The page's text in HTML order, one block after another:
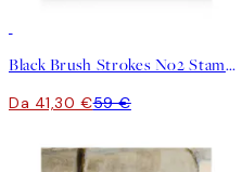
Black Brush Strokes No2 Stampa su Tela
Da 41,30 €59 €